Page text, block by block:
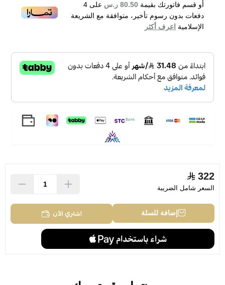
مكونات الوسط من الأناناس والقرفة والورد
المكونات الأساسية من اللابدانوم وخشب الصندل والعنبر
موصى به للربيع والصيف
أو قسم فاتورتك بقيمة 80.50 ر.س على 4
دفعات بدون رسوم تأخير، متوافقة مع الشريعة
الإسلامية اعرف أكثر
322
السعر شامل الضريبة
إضافة للسلة اشتري الآن